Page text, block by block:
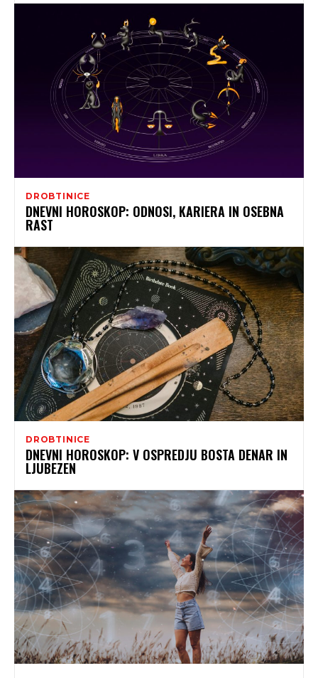
DROBTINICE
DNEVNI HOROSKOP: ODNOSI, KARIERA IN OSEBNA
RAST
DROBTINICE
DNEVNI HOROSKOP: V OSPREDJU BOSTA DENAR IN
LJUBEZEN